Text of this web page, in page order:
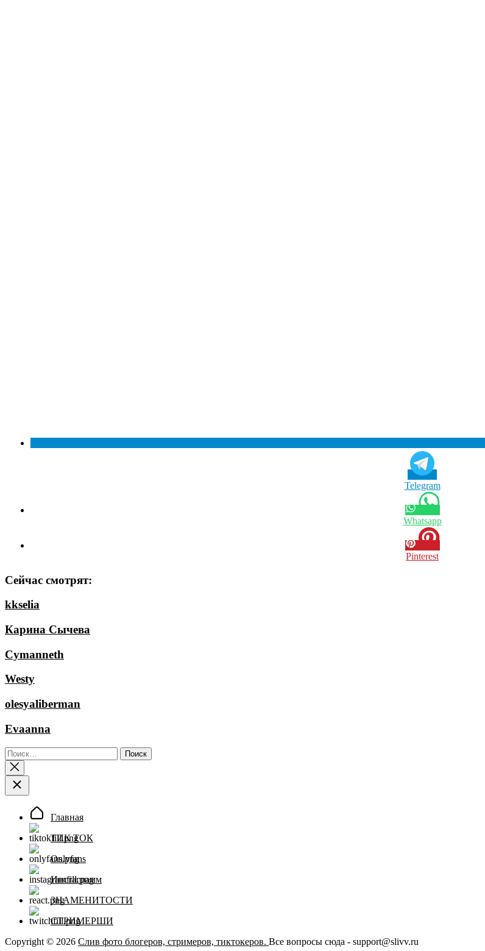
Telegram
Whatsapp
Pinterest
Сейчас смотрят:
kkselia
Карина Сычева
Cymanneth
Westy
olesyaliberman
Evaanna
Найти:
Главная
ТИК ТОК
Onlyfans
Инстаграмм
ЗНАМЕНИТОСТИ
СТРИМЕРШИ
Copyright © 2026 Слив фото блогеров, стримеров, тиктокеров. Все вопросы сюда - support@slivv.ru